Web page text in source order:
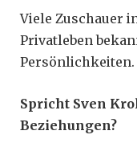
Viele Zuschauer
Privatleben
Persönlichkeiten.
Spricht Sven
Beziehungen?